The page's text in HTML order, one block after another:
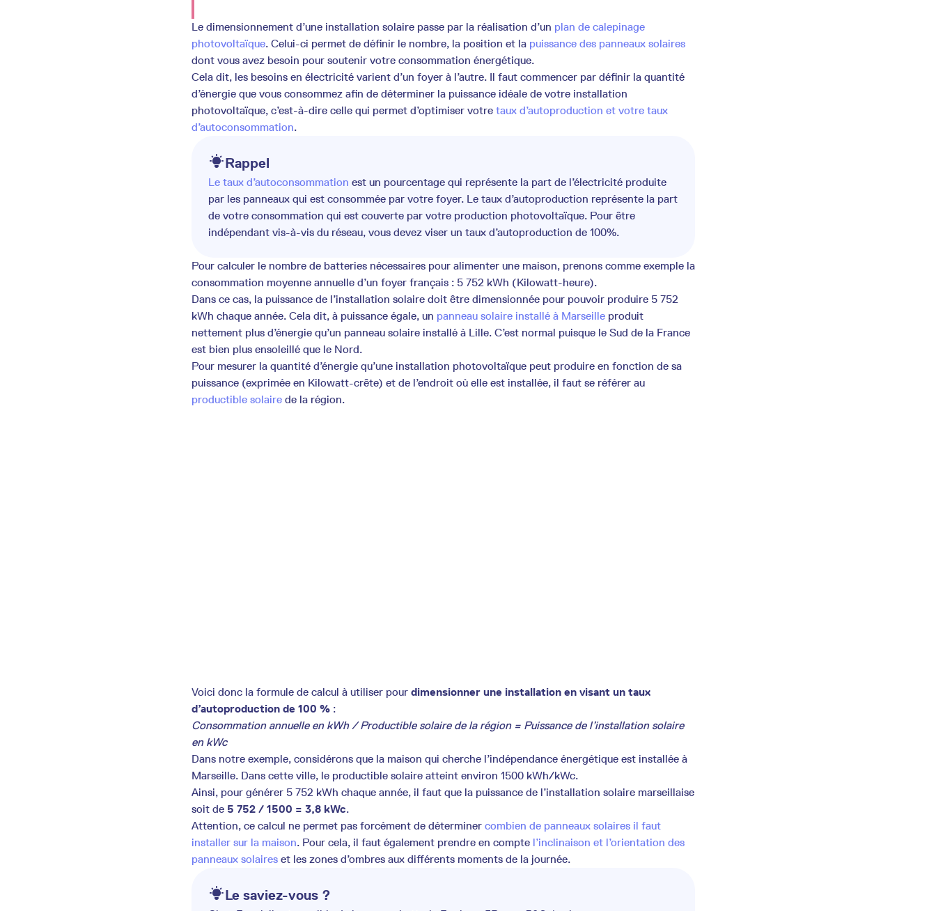
Le dimensionnement d’une installation solaire passe par la réalisation d’un plan de calepinage
photovoltaïque. Celui-ci permet de définir le nombre, la position et la puissance des panneaux solaires
dont vous avez besoin pour soutenir votre consommation énergétique.
Cela dit, les besoins en électricité varient d’un foyer à l’autre. Il faut commencer par définir la quantité
d’énergie que vous consommez afin de déterminer la puissance idéale de votre installation
photovoltaïque, c’est-à-dire celle qui permet d’optimiser votre taux d’autoproduction et votre taux
d’autoconsommation.
Rappel
Le taux d’autoconsommation est un pourcentage qui représente la part de l’électricité produite
par les panneaux qui est consommée par votre foyer. Le taux d’autoproduction représente la part
de votre consommation qui est couverte par votre production photovoltaïque. Pour être
indépendant vis-à-vis du réseau, vous devez viser un taux d’autoproduction de 100%.
Pour calculer le nombre de batteries nécessaires pour alimenter une maison, prenons comme exemple la
consommation moyenne annuelle d’un foyer français : 5 752 kWh (Kilowatt-heure).
Dans ce cas, la puissance de l’installation solaire doit être dimensionnée pour pouvoir produire 5 752
kWh chaque année. Cela dit, à puissance égale, un panneau solaire installé à Marseille produit
nettement plus d’énergie qu’un panneau solaire installé à Lille. C’est normal puisque le Sud de la France
est bien plus ensoleillé que le Nord.
Pour mesurer la quantité d’énergie qu’une installation photovoltaïque peut produire en fonction de sa
puissance (exprimée en Kilowatt-crête) et de l’endroit où elle est installée, il faut se référer au
productible solaire de la région.
Voici donc la formule de calcul à utiliser pour dimensionner une installation en visant un taux
d’autoproduction de 100 % :
Consommation annuelle en kWh / Productible solaire de la région = Puissance de l’installation solaire
en kWc
Dans notre exemple, considérons que la maison qui cherche l’indépendance énergétique est installée à
Marseille. Dans cette ville, le productible solaire atteint environ 1500 kWh/kWc.
Ainsi, pour générer 5 752 kWh chaque année, il faut que la puissance de l’installation solaire marseillaise
soit de 5 752 / 1500 = 3,8 kWc.
Attention, ce calcul ne permet pas forcément de déterminer combien de panneaux solaires il faut
installer sur la maison. Pour cela, il faut également prendre en compte l’inclinaison et l’orientation des
panneaux solaires et les zones d’ombres aux différents moments de la journée.
Le saviez-vous ?